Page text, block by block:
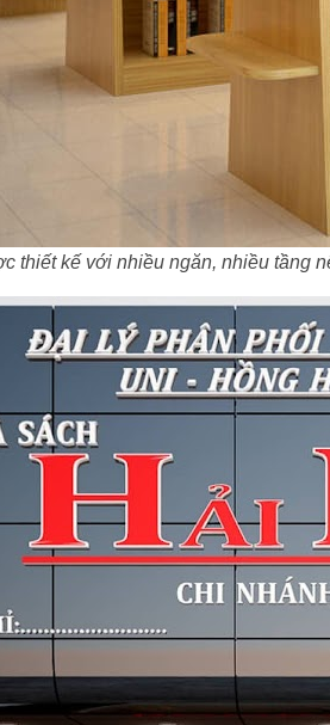
thiết kế với nhiều ngăn, nhiều tầng